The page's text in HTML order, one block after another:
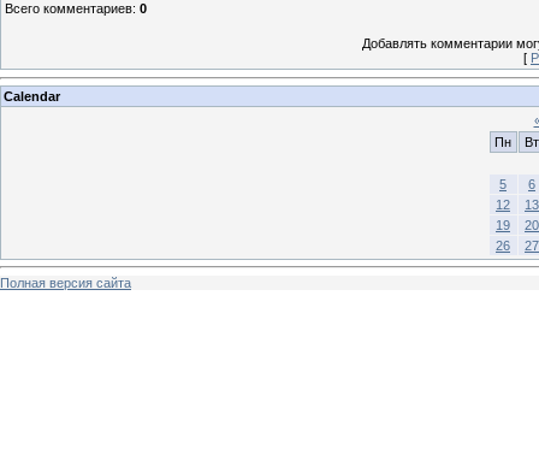
Всего комментариев: 0
Добавлять комментарии
[
Calendar
Пн
Вт
5
6
12
13
19
20
26
27
Полная версия сайта